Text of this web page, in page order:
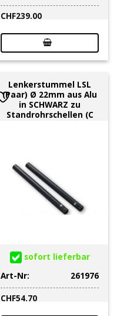
CHF239.00
Lenkerstummel LSL
(Paar) Ø 22mm aus Alu
in SCHWARZ zu
Standrohrschellen (C
sofort lieferbar
Art-Nr:
261976
CHF54.70